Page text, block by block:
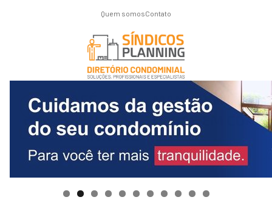
Quem somosContato